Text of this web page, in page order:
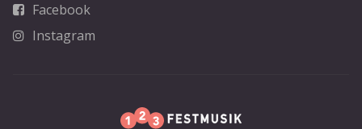
Facebook
Instagram